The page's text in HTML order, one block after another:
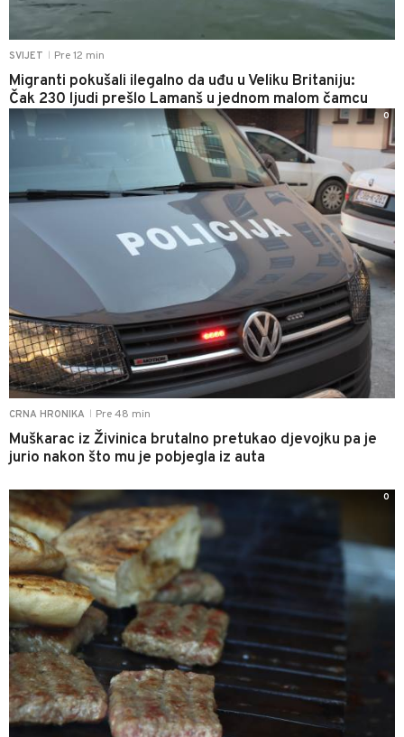
SVIJET Pre 12 min
Migranti pokušali ilegalno da uđu u Veliku Britaniju:
Čak 230 ljudi prešlo Lamanš u jednom malom čamcu
CRNA HRONIKA Pre 48 min
Muškarac iz Živinica brutalno pretukao djevojku pa je
jurio nakon što mu je pobjegla iz auta
0
0